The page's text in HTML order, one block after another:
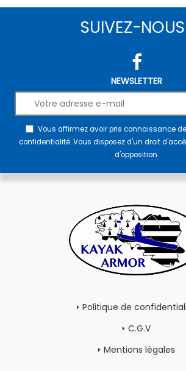
SUIVEZ-
NEWSLETTER
Vous affirmez avoir pris connaissance
confidentialité. Vous disposez d'un droit
d'opposition.
Politique de
C.G.V
Mentions légales